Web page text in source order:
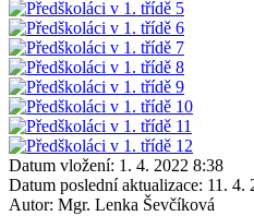
Datum vložení: 1. 4. 2022 8:38
Datum poslední aktualizace: 11. 4.
Autor: Mgr. Lenka Ševčíková